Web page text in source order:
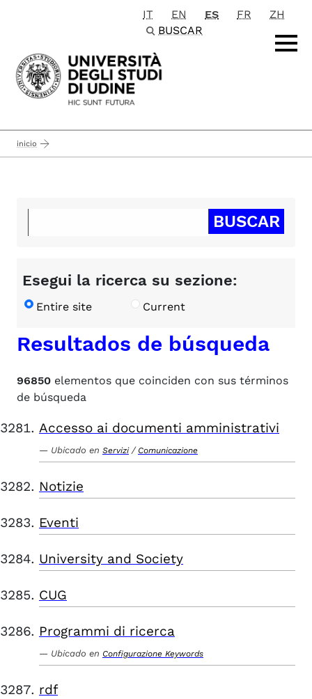
Passa al contenuto principale
IT EN ES FR
ZH
BUSCAR
inicio
Esegui la ricerca su sezione:
Entire site Current
Resultados de búsqueda
96850 elementos que coinciden con sus términos
de búsqueda
Accesso ai documenti amministrativi
Ubicado en Servizi / Comunicazione
Notizie
Eventi
University and Society
CUG
Programmi di ricerca
Ubicado en Configurazione Keywords
rdf